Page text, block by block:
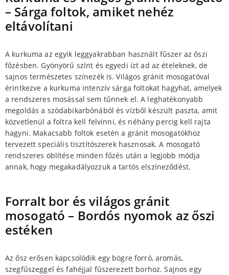
– Sárga foltok, amiket nehéz
eltávolítani
A kurkuma az egyik leggyakrabban használt fűszer az őszi
főzésben. Gyönyörű színt és egyedi ízt ad az ételeknek, de
sajnos természetes színezék is. Világos gránit mosogatóval
érintkezve a kurkuma intenzív sárga foltokat hagyhat, amelyek
a rendszeres mosással sem tűnnek el. A leghatékonyabb
megoldás a szódabikarbónából és vízből készült paszta, amit
közvetlenül a foltra kell felvinni, és néhány percig kell rajta
hagyni. Makacsabb foltok esetén a gránit mosogatókhoz
tervezett speciális tisztítószerek hasznosak. A mosogató
rendszeres öblítése minden főzés után a legjobb módja
annak, hogy megakadályozzuk a tartós elszíneződést.
Forralt bor és világos gránit
mosogató – Bordós nyomok az őszi
estéken
Az ősz erősen kapcsolódik egy bögre forró, aromás,
szegfűszeggel és fahéjjal fűszerezett borhoz. Sajnos egy